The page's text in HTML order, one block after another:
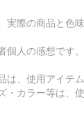
実際の商品と色
個人の感想です
、使用アイテム
・カラー等は、